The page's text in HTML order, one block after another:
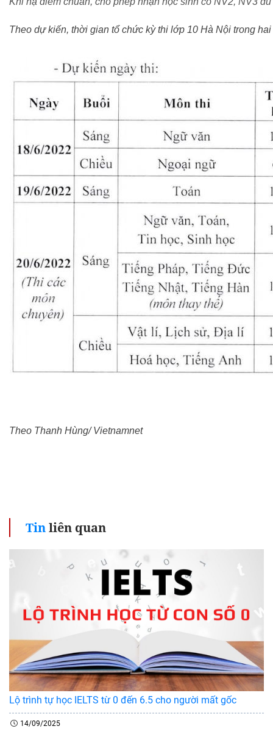
Theo dự kiến, thời gian tổ chức kỳ thi lớp 10 Hà Nội trong
Theo Thanh Hùng/ Vietnamnet
Tinliên quan
Lộ trình tự học IELTS từ 0 đến 6.5 cho người mất gốc
14/09/2025